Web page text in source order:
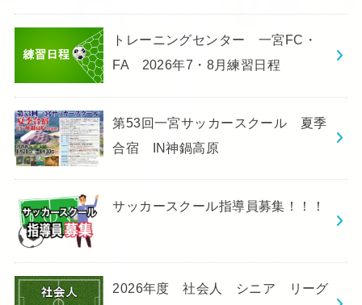
トレーニングセンター 一宮FC・
FA 2026年7・8月練習日程
第53回一宮サッカースクール 夏季
合宿 IN神鍋高原
サッカースクール指導員募集！！！
2026年度 社会人 シニア リーグ